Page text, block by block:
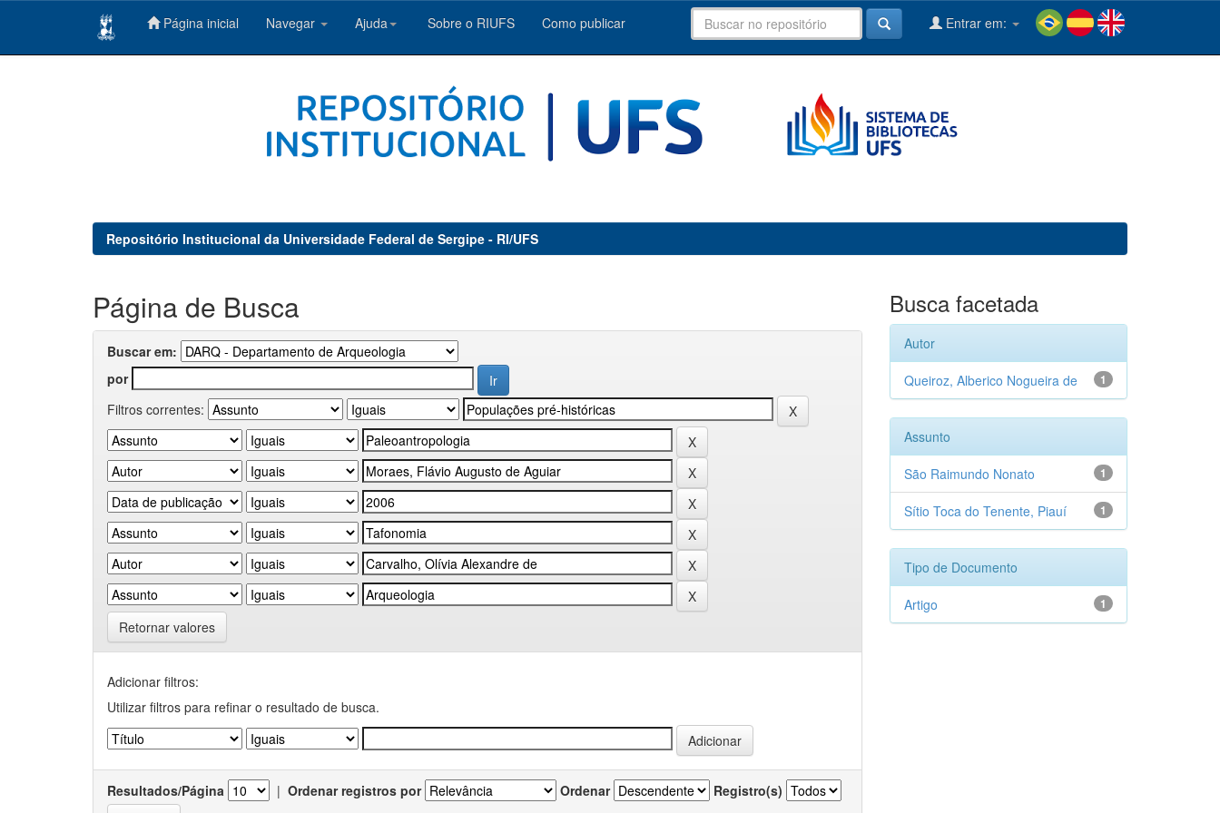
Página inicial Navegar Ajuda Sobre o RIUFS Como publicar Entrar em:
Repositório Institucional da Universidade Federal de Sergipe - RI/UFS
Página de Busca
Buscar em:
por
Filtros correntes:
Retornar valores
Adicionar filtros:
Utilizar filtros para refinar o resultado de busca.
Resultados/Página | Ordenar registros por Ordenar Registro(s)
Busca facetada
Autor
1
Queiroz, Alberico Nogueira de
Assunto
1
São Raimundo Nonato
1
Sítio Toca do Tenente, Piauí
Tipo de Documento
1
Artigo